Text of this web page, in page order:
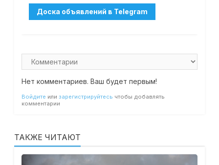
Нет комментариев. Ваш будет первым!
Войдите или зарегистрируйтесь чтобы добавлять
комментарии
ТАКЖЕ ЧИТАЮТ